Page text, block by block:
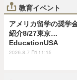
教育イベント
アメリカ留学の奨学
紹介8/27東京…
EducationUSA
2026.8.7 Fri 11:15